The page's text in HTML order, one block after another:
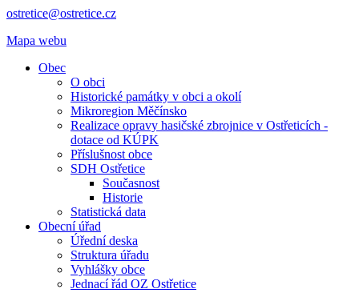
ostretice@ostretice.cz
Mapa webu
Obec
O obci
Historické památky v obci a okolí
Mikroregion Měčínsko
Realizace opravy hasičské zbrojnice v Ostřeticích -
dotace od KÚPK
Příslušnost obce
SDH Ostřetice
Současnost
Historie
Statistická data
Obecní úřad
Úřední deska
Struktura úřadu
Vyhlášky obce
Jednací řád OZ Ostřetice